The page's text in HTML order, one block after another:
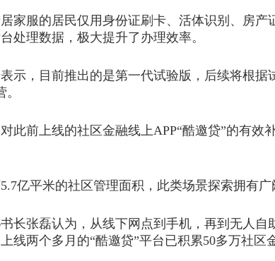
服的居民仅用身份证刷卡、活体识别、房产
处理数据，极大提升了办理效率。
，目前推出的是第一代试验版，后续将根据
前上线的社区金融线上APP“酷邀贷”的有效
平米的社区管理面积，此类场景探索拥有广
张磊认为，从线下网点到手机，再到无人自
线两个多月的“酷邀贷”平台已积累50多万社区